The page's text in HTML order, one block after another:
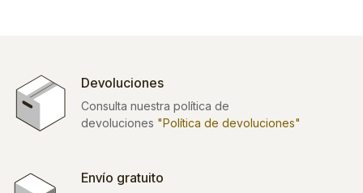
Devoluciones
Consulta nuestra política de
devoluciones "Política de devoluciones"
Envío gratuito